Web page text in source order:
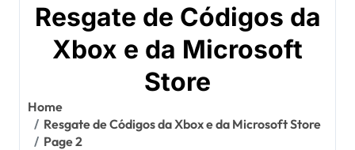
Resgate de Códigos da
Xbox e da Microsoft
Store
Home
Resgate de Códigos da Xbox e da Microsoft Store
Page 2